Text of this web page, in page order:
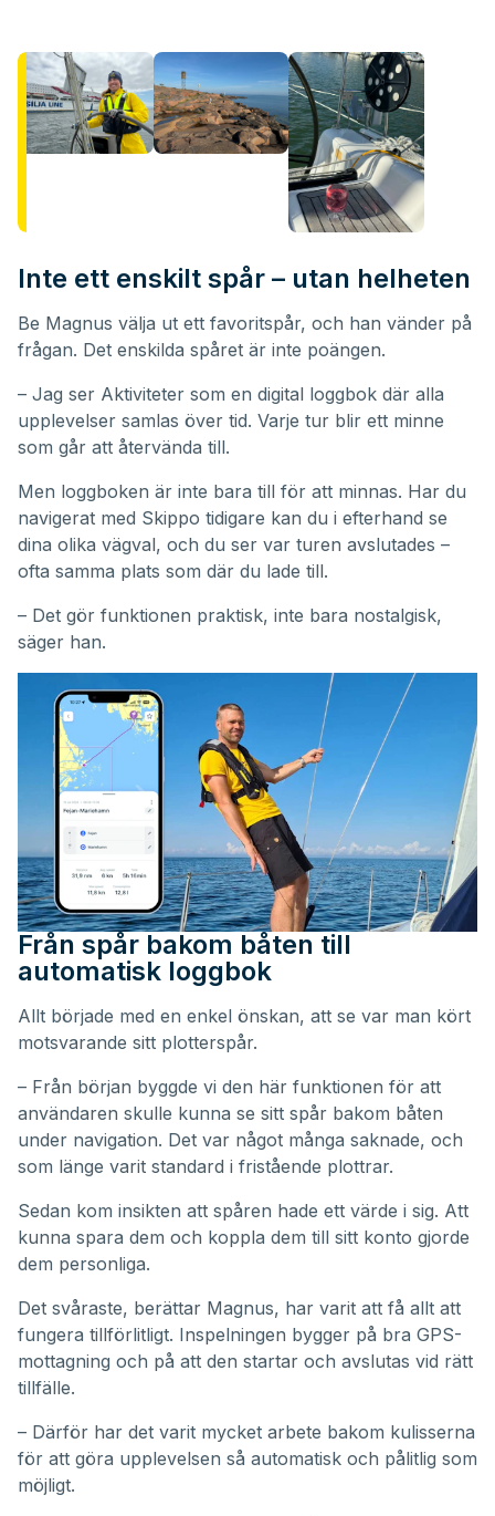
Inte ett enskilt spår – utan helheten
Be Magnus välja ut ett favoritspår, och han vänder på
frågan. Det enskilda spåret är inte poängen.
– Jag ser Aktiviteter som en digital loggbok där alla
upplevelser samlas över tid. Varje tur blir ett minne
som går att återvända till.
Men loggboken är inte bara till för att minnas. Har du
navigerat med Skippo tidigare kan du i efterhand se
dina olika vägval, och du ser var turen avslutades –
ofta samma plats som där du lade till.
– Det gör funktionen praktisk, inte bara nostalgisk,
säger han.
Från spår bakom båten till
automatisk loggbok
Allt började med en enkel önskan, att se var man kört
motsvarande sitt plotterspår.
– Från början byggde vi den här funktionen för att
användaren skulle kunna se sitt spår bakom båten
under navigation. Det var något många saknade, och
som länge varit standard i fristående plottrar.
Sedan kom insikten att spåren hade ett värde i sig. Att
kunna spara dem och koppla dem till sitt konto gjorde
dem personliga.
Det svåraste, berättar Magnus, har varit att få allt att
fungera tillförlitligt. Inspelningen bygger på bra GPS-
mottagning och på att den startar och avslutas vid rätt
tillfälle.
– Därför har det varit mycket arbete bakom kulisserna
för att göra upplevelsen så automatisk och pålitlig som
möjligt.